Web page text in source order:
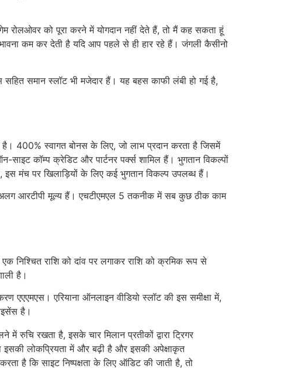
रोलओवर को पूरा करने में योगदान नहीं देते हैं, तो मैं कह सकता हूं
कम कर देती है यदि आप पहले से ही हार रहे हैं। जंगली कैसीनो
सहित समान स्लॉट भी मजेदार हैं। यह बहस काफी लंबी हो गई है,
400% स्वागत बोनस के लिए, जो लाभ प्रदान करता है जिसमें
कॉम्प क्रेडिट और पार्टनर पर्क्स शामिल हैं। भुगतान विकल्पों
इस मंच पर खिलाड़ियों के लिए कई भुगतान विकल्प उपलब्ध हैं।
आरटीपी मूल्य हैं। एचटीएमएल 5 तकनीक में सब कुछ ठीक काम
राशि को दांव पर लगाकर राशि को क्रमिक रूप से
है।
एरियाना ऑनलाइन वीडियो स्लॉट की इस समीक्षा में,
है।
रखता है, इसके चार मिलान प्रतीकों द्वारा ट्रिगर
लोकप्रियता में और बढ़ी है और इसकी अपेक्षाकृत
है कि साइट निष्पक्षता के लिए ऑडिट की जाती है, तो